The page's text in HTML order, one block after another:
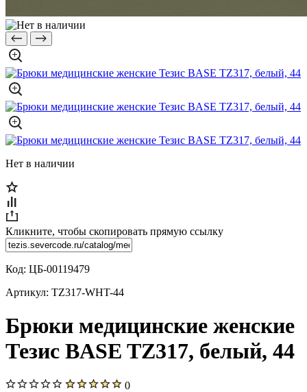
Нет в наличии
Кликните, чтобы скопировать прямую ссылку
Код: ЦБ-00119479
Артикул: TZ317-WHT-44
Брюки медицинские женские
Тезис BASE TZ317, белый, 44
0